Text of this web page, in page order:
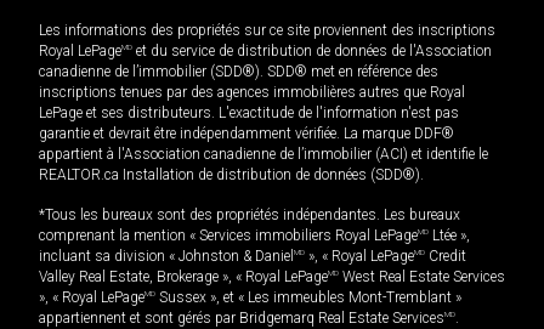
Les informations des propriétés sur ce site proviennent des inscriptions
Royal LePageMD et du service de distribution de données de l'Association
canadienne de l’immobilier (SDD®). SDD® met en référence des
inscriptions tenues par des agences immobilières autres que Royal
LePage et ses distributeurs. L'exactitude de l'information n'est pas
garantie et devrait être indépendamment vérifiée. La marque DDF®
appartient à l'Association canadienne de l’immobilier (ACI) et identifie le
REALTOR.ca Installation de distribution de données (SDD®).
*Tous les bureaux sont des propriétés indépendantes. Les bureaux
comprenant la mention « Services immobiliers Royal LePageMD Ltée »,
incluant sa division « Johnston & Daniel MD », « Royal LePageMD Credit
Valley Real Estate, Brokerage », « Royal LePageMD West Real Estate Services
», « Royal LePageMD Sussex », et « Les immeubles Mont-Tremblant »
appartiennent et sont gérés par Bridgemarq Real Estate ServicesMD.